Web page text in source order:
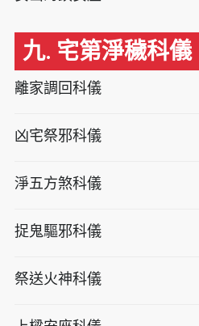
九. 宅第淨穢科儀
離家調回科儀
凶宅祭邪科儀
淨五方煞科儀
捉鬼驅邪科儀
祭送火神科儀